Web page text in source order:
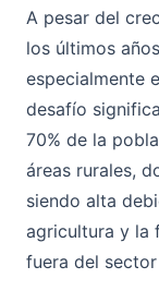
A pesar del
los últimos
especialmente
desafío
70% de la
áreas rurales,
siendo alta
agricultura y la
fuera del